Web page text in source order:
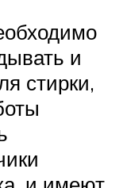
и
стирки,